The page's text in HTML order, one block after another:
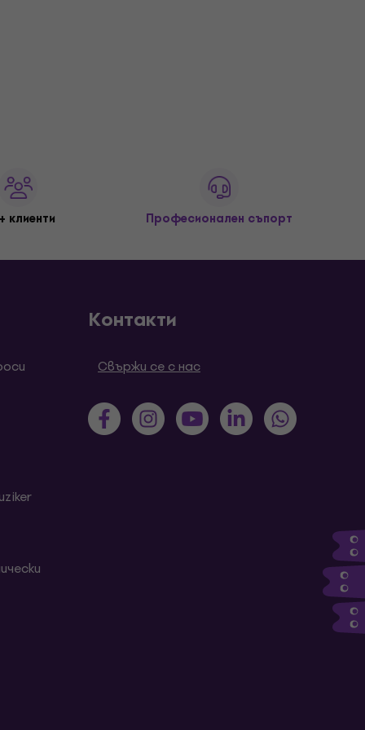
клиенти Професионален съпорт
Контакти
Свържи се с нас